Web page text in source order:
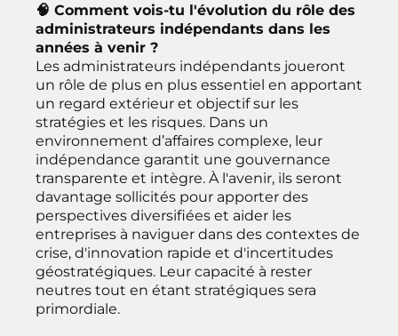
🧠 Comment vois-tu l'évolution du rôle des
administrateurs indépendants dans les
années à venir ?
Les administrateurs indépendants joueront
un rôle de plus en plus essentiel en apportant
un regard extérieur et objectif sur les
stratégies et les risques. Dans un
environnement d’affaires complexe, leur
indépendance garantit une gouvernance
transparente et intègre. À l'avenir, ils seront
davantage sollicités pour apporter des
perspectives diversifiées et aider les
entreprises à naviguer dans des contextes de
crise, d'innovation rapide et d'incertitudes
géostratégiques. Leur capacité à rester
neutres tout en étant stratégiques sera
primordiale.